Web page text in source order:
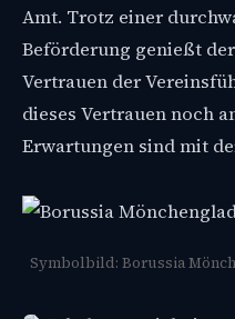
Amt. Trotz einer
Beförderung genießt
Vertrauen der
dieses Vertrauen noch
Erwartungen sind mit
Symbolbild: Borussia